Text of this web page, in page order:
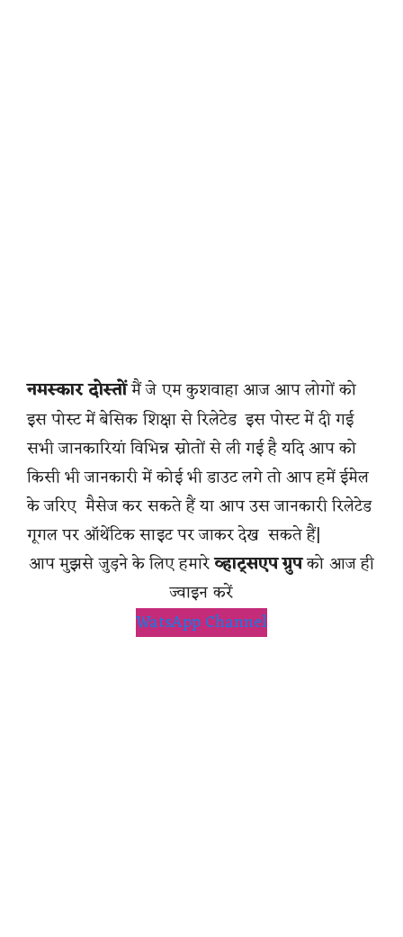
नमस्कार दोस्तोंमैं जे एम कुशवाहा आज आप लोगों को
इस पोस्ट में बेसिक शिक्षा से रिलेटेड इस पोस्ट में दी गई
सभी जानकारियां विभिन्न स्रोतों से ली गई है यदि आप को
किसी भी जानकारी में कोई भी डाउट लगे तो आप हमें ईमेल
के जरिए मैसेज कर सकते हैं या आप उस जानकारी रिलेटेड
गूगल पर ऑथेंटिक साइट पर जाकर देख सकते हैं|
आप मुझसे जुड़ने के लिए हमारेव्हाट्सएप ग्रुपको आज ही
ज्वाइन करें
WatsApp Channel